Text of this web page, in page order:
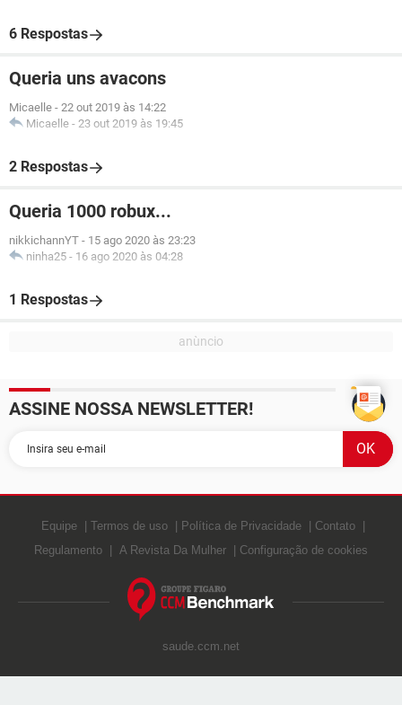
6 Respostas
Queria uns avacons
Micaelle - 22 out 2019 às 14:22
Micaelle - 23 out 2019 às 19:45
2 Respostas
Queria 1000 robux...
nikkichannYT - 15 ago 2020 às 23:23
ninha25 - 16 ago 2020 às 04:28
1 Respostas
ASSINE NOSSA NEWSLETTER!
Equipe Termos de uso Política de Privacidade
Contato
Regulamento
A Revista Da Mulher Configuração de cookies
saude.ccm.net